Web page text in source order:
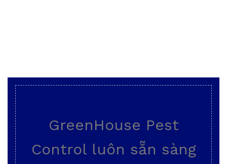
GreenHouse Pest
Control luôn sẵn sàng